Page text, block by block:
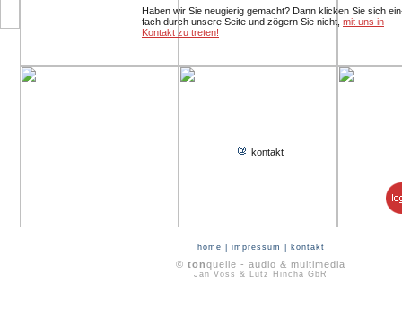
Haben wir Sie neugierig gemacht? Dann klicken Sie sich
fach durch unsere Seite und zögern Sie nicht, mit uns in
Kontakt zu treten!
kontakt
home impressum kontakt
© tonquelle - audio & multimedia
Jan Voss & Lutz Hincha GbR